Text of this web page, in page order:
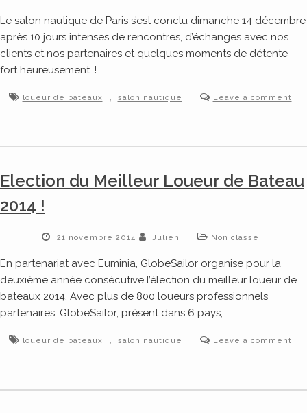
Le salon nautique de Paris s’est conclu dimanche 14 décembre
après 10 jours intenses de rencontres, d’échanges avec nos
clients et nos partenaires et quelques moments de détente
fort heureusement…!…
loueur de bateaux salon nautique Leave a comment
Election du Meilleur Loueur de Bateau
2014 !
21 novembre 2014 Julien Non classé
En partenariat avec Euminia, GlobeSailor organise pour la
deuxième année consécutive l’élection du meilleur loueur de
bateaux 2014. Avec plus de 800 loueurs professionnels
partenaires, GlobeSailor, présent dans 6 pays,…
loueur de bateaux salon nautique Leave a comment